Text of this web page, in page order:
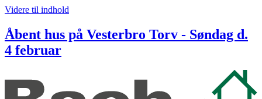
Videre til indhold
Åbent hus på Vesterbro Torv - Søndag d.
4 februar